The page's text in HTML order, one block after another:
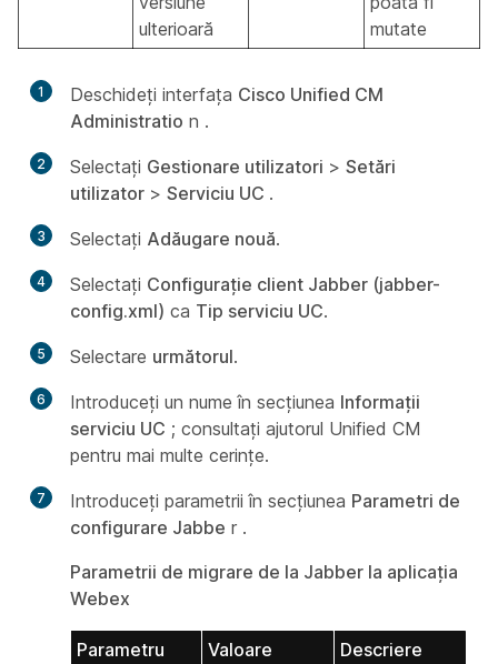
ulterioară
mutate
1 Deschideți interfața Cisco Unified CM
Administratio n .
2 Selectați Gestionare utilizatori > Setări
utilizator > Serviciu UC .
3 Selectați Adăugare nouă.
4 Selectați Configurație client Jabber (jabber-
config.xml) ca Tip serviciu UC.
5 Selectare următorul.
6 Introduceți un nume în secțiunea Informații
serviciu UC ; consultați ajutorul Unified CM
pentru mai multe cerințe.
7 Introduceți parametrii în secțiunea Parametri de
configurare Jabbe r .
Parametrii de migrare de la Jabber la aplicația
Webex
Parametru Valoare Descriere